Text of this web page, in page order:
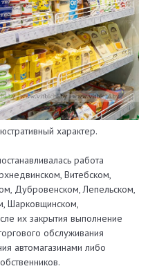
характер.
работа
Витебском,
Дубровенском, Лепельском,
Шарковщинском,
их закрытия выполнение
обслуживания
автомагазинами либо